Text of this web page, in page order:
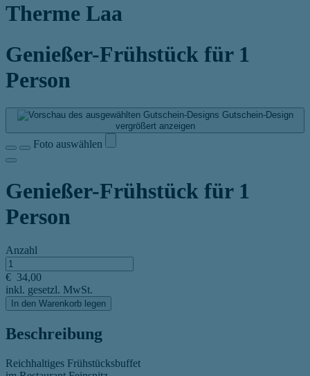
Therme Laa
Genießer-Frühstück für 1
Person
Gutschein-Design
vergrößert anzeigen
Foto auswählen
Genießer-Frühstück für 1
Person
Anzahl
€ 34,00
inkl. gesetzl. MwSt.
In den Warenkorb legen
Beschreibung
Reichhaltiges Frühstücksbuffet